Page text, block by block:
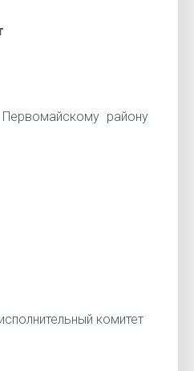
району
комитет